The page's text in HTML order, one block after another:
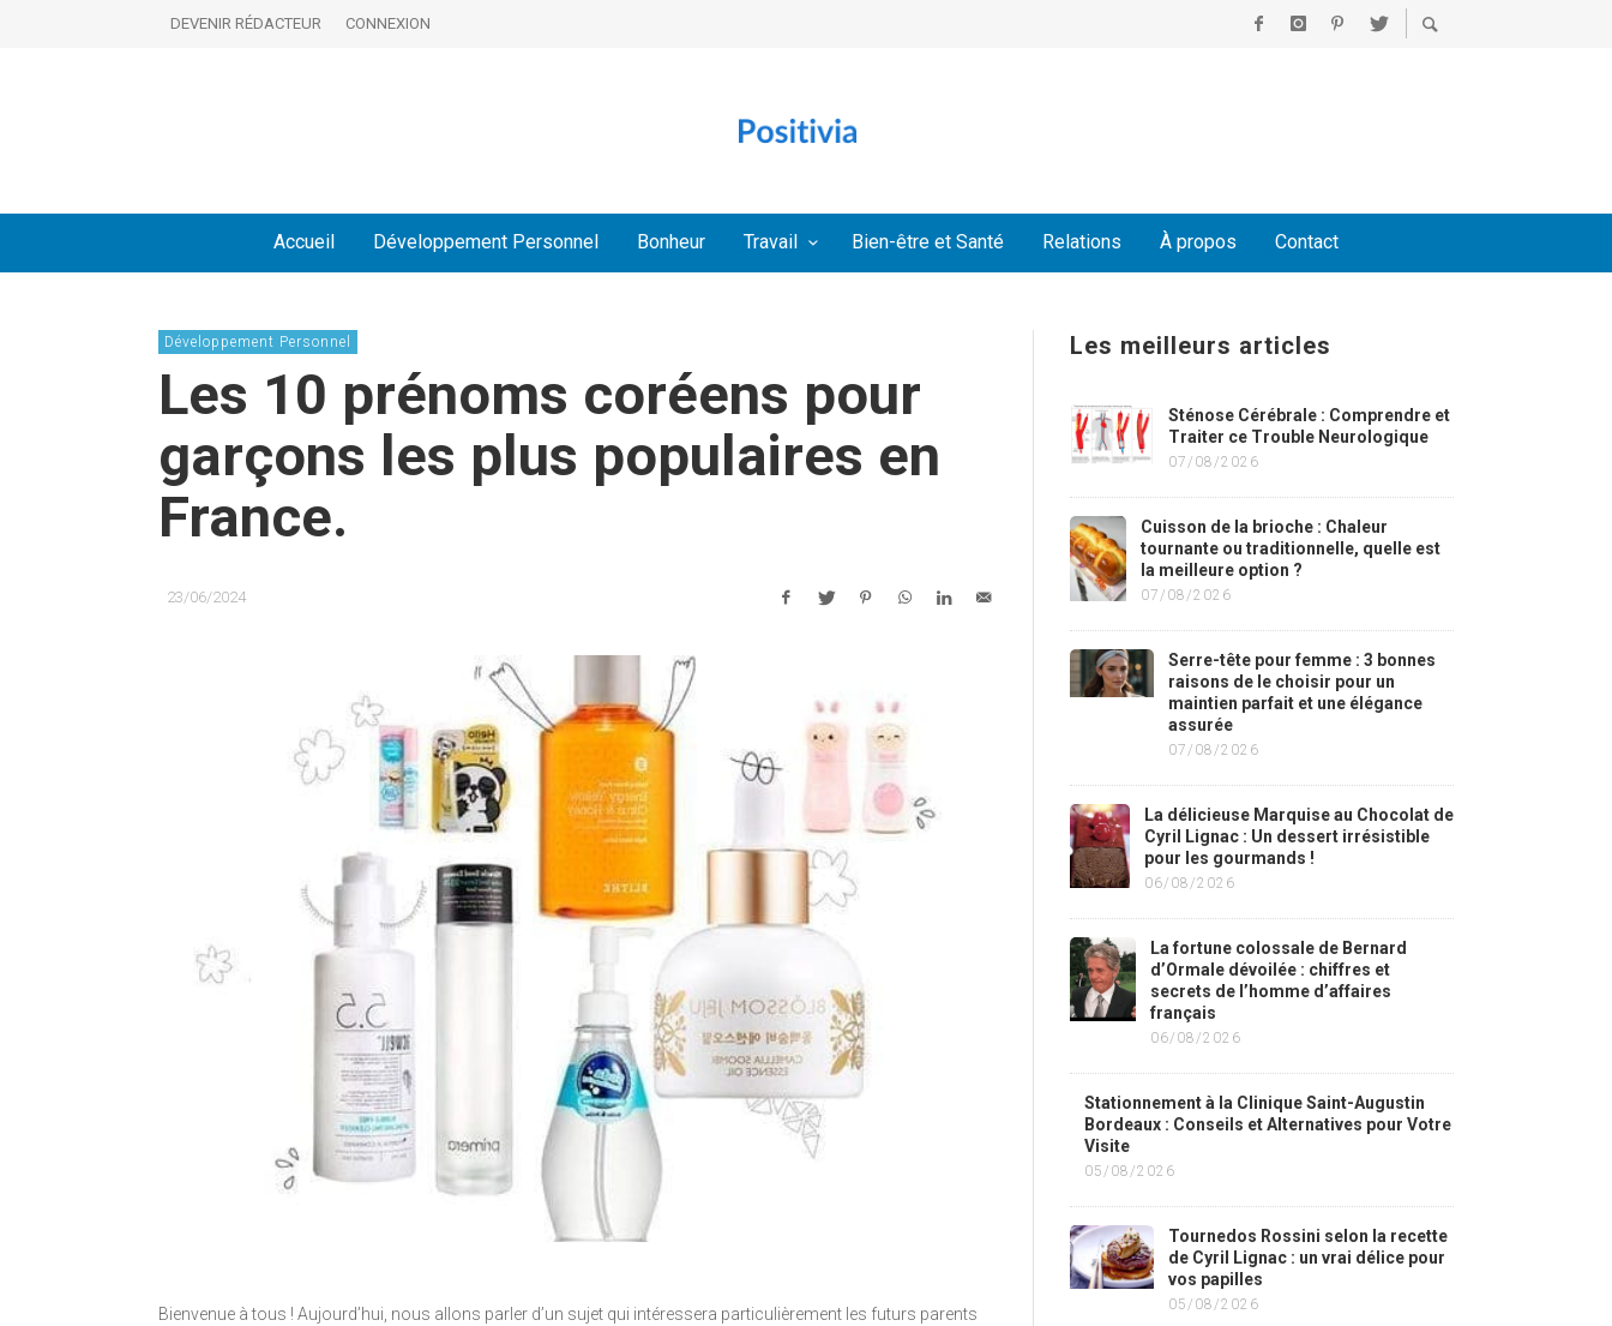
DEVENIR RÉDACTEUR CONNEXION
Accueil Développement Personnel Bonheur Travail Bien-être et Santé Relations À propos Contact
Développement Personnel
Les 10 prénoms coréens pour
garçons les plus populaires en
France.
23/06/2024
Bienvenue à tous ! Aujourd’hui, nous allons parler d’un sujet qui intéressera particulièrement les futurs parents
Les meilleurs articles
Sténose Cérébrale : Comprendre et
Traiter ce Trouble Neurologique
07/08/2026
Cuisson de la brioche : Chaleur
tournante ou traditionnelle, quelle est
la meilleure option ?
07/08/2026
Serre-tête pour femme : 3 bonnes
raisons de le choisir pour un
maintien parfait et une élégance
assurée
07/08/2026
La délicieuse Marquise au Chocolat de
Cyril Lignac : Un dessert irrésistible
pour les gourmands !
06/08/2026
La fortune colossale de Bernard
d’Ormale dévoilée : chiffres et
secrets de l’homme d’affaires
français
06/08/2026
Stationnement à la Clinique Saint-Augustin
Bordeaux : Conseils et Alternatives pour Votre
Visite
05/08/2026
Tournedos Rossini selon la recette
de Cyril Lignac : un vrai délice pour
vos papilles
05/08/2026